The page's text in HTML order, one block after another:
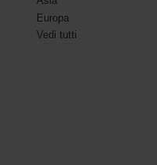
Europa
Vedi tutti